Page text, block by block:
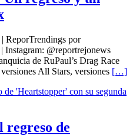
ReporTrendings por
Instagram: @reportrejonews
de RuPaul’s Drag Race
All Stars, versiones […]
regreso de